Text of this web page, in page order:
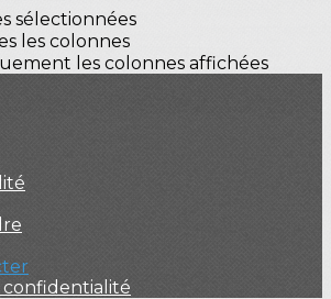
sélectionnées
les colonnes
les colonnes affichées